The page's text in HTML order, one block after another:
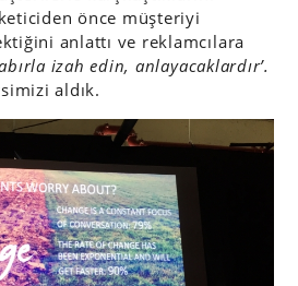
önce müşteriyi
anlattı ve reklamcılara
izah edin, anlayacaklardır’.
aldık.